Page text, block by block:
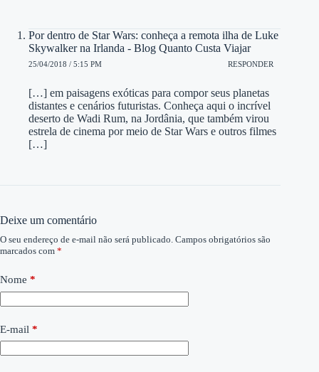
Por dentro de Star Wars: conheça a remota ilha de Luke
Skywalker na Irlanda - Blog Quanto Custa Viajar
25/04/2018 / 5:15 PM RESPONDER
[…] em paisagens exóticas para compor seus planetas
distantes e cenários futuristas. Conheça aqui o incrível
deserto de Wadi Rum, na Jordânia, que também virou
estrela de cinema por meio de Star Wars e outros filmes
[…]
Deixe um comentário
O seu endereço de e-mail não será publicado. Campos obrigatórios são
marcados com *
Nome *
E-mail *